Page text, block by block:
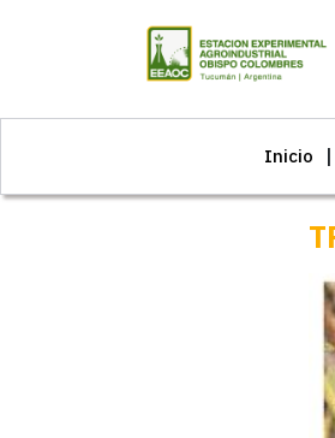
Inicio